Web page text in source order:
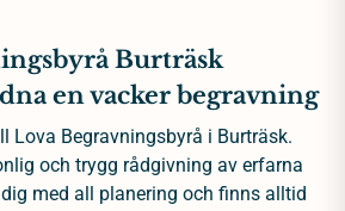
Burträsk
en vacker begravning
Lova Begravningsbyrå i Burträsk.
och trygg rådgivning av erfarna
med all planering och finns alltid